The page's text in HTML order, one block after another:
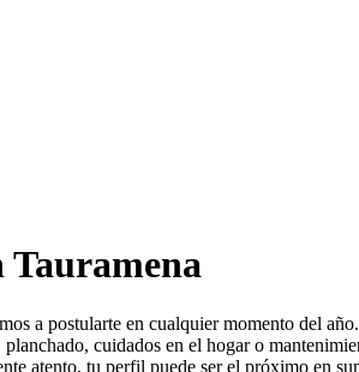
Tauramena
a postularte en cualquier momento del
cuidados en el hogar o
atento, tu perfil puede ser el próximo en